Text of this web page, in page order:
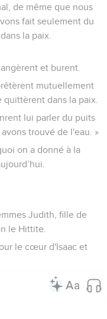
de même que nous
fait seulement du
la paix.
et burent.
mutuellement
quittèrent dans la paix.
lui parler du puits
trouvé de l'eau. »
on a donné à la
Judith, fille de
le Hittite.
le cœur d'Isaac et